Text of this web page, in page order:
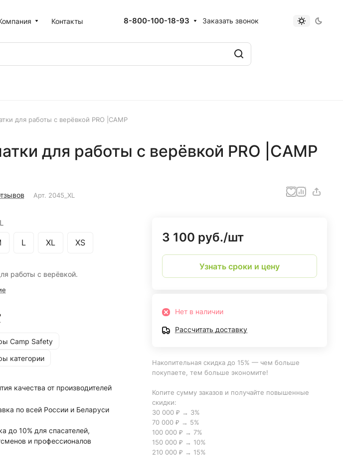
Контакты 8-800-100-18-93 Заказать звонок
для работы с верёвкой PRO |CAMP
для работы с верёвкой PRO |CAMP
Арт. 2045_XL
L XL XS
работы с верёвкой.
Camp Safety
категории
качества от производителей
по всей России и Беларуси
до 10% для спасателей,
и профессионалов
3 100 руб./шт
Узнать сроки и цену
Нет в наличии
Рассчитать доставку
Накопительная скидка до 15% — чем больше
покупаете, тем больше экономите!
Копите сумму заказов и получайте повышенные
скидки:
30 000 ₽ → 3%
70 000 ₽ → 5%
100 000 ₽ → 7%
150 000 ₽ → 10%
210 000 ₽ → 15%